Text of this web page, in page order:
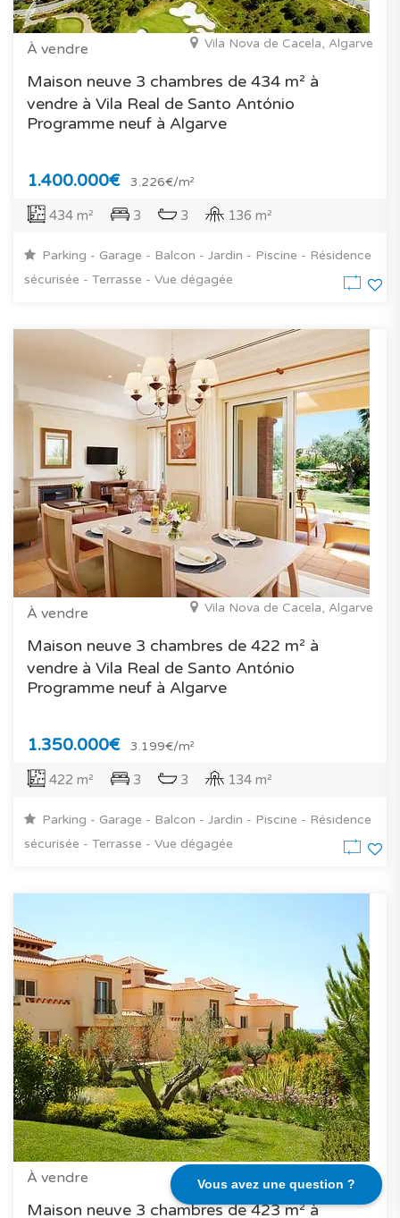
Vous avez une question ?
À vendre Vila Nova de Cacela, Algarve
Maison neuve 3 chambres de 434 m² à
vendre à Vila Real de Santo António
Programme neuf à Algarve
1.400.000€ 3.226€/m²
434 m² 3 3 136 m²
Parking - Garage - Balcon - Jardin - Piscine - Résidence
sécurisée - Terrasse - Vue dégagée
À vendre Vila Nova de Cacela, Algarve
Maison neuve 3 chambres de 422 m² à
vendre à Vila Real de Santo António
Programme neuf à Algarve
1.350.000€ 3.199€/m²
422 m² 3 3 134 m²
Parking - Garage - Balcon - Jardin - Piscine - Résidence
sécurisée - Terrasse - Vue dégagée
À vendre Vila Nova de Cacela, Algarve
Maison neuve 3 chambres de 423 m² à